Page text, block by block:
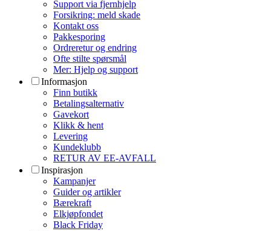
Support via fjernhjelp
Forsikring: meld skade
Kontakt oss
Pakkesporing
Ordreretur og endring
Ofte stilte spørsmål
Mer: Hjelp og support
Informasjon
Finn butikk
Betalingsalternativ
Gavekort
Klikk & hent
Levering
Kundeklubb
RETUR AV EE-AVFALL
Inspirasjon
Kampanjer
Guider og artikler
Bærekraft
Elkjøpfondet
Black Friday